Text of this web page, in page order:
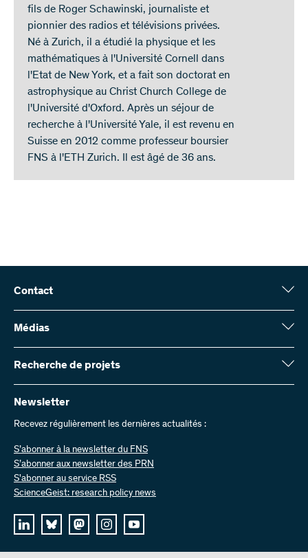
fils de Roger Schawinski, journaliste et
pionnier des radios et télévisions privées.
Né à Zurich, il a étudié la physique et les
mathématiques à l'Université Cornell dans
l'Etat de New York, et a fait son doctorat en
astrophysique au Christ Church College de
l'Université d'Oxford. Après un séjour de
recherche à l'Université Yale, il est revenu en
Suisse en 2012 comme professeur boursier
FNS à l'ETH Zurich. Il est âgé de 36 ans.
Contact
Fonds national suisse (FNS)
Wildhainweg 3
Contactez-nous
Envoyer des factures
Travailler chez nous
Offres d’emploi
Médias
Service de presse
Rapport annuel
Recherche de projets
Vous trouverez ici des informations complètes sur les projets de
recherche et les subsides approuvés par le FNS :
Recherche de projets
Newsletter
Recevez régulièrement les dernières actualités :
S’abonner à la newsletter du FNS
S’abonner aux newsletter des PRN
S'abonner au service RSS
ScienceGeist: research policy news